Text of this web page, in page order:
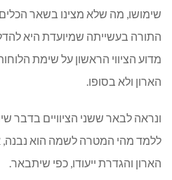
שימושו, מה שלא מצינו בשאר הכלים,
התורה בעשייתה שמיועדת היא
מדוע הציווי הראשון על שימת
הארון ולא בסופו.
ונראה לבאר ששני הציוויים בדבר
ללמד מהי המטרה לשמה הוא נבנה,
הארון והגדרת ייעודו, כפי שיתבאר.